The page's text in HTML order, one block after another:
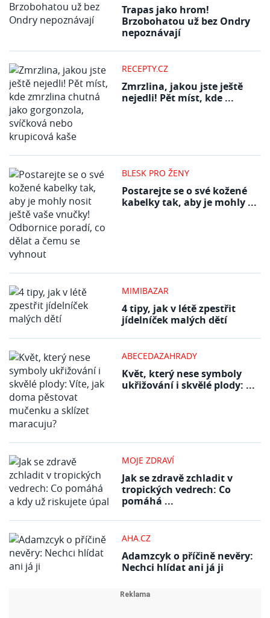
Trapas jako hrom!
Brzobohatou už bez Ondry
nepoznávají
RECEPTY.CZ
Zmrzlina, jakou jste ještě
nejedli! Pět míst, kde ...
BLESK PRO ŽENY
Postarejte se o své kožené
kabelky tak, aby je mohly ...
MIMIBAZAR
4 tipy, jak v létě zpestřit
jídelníček malých dětí
ABECEDAZAHRADY
Květ, který nese symboly
ukřižování i skvělé plody: ...
MOJE ZDRAVÍ
Jak se zdravě zchladit v
tropických vedrech: Co
pomáhá ...
AHA.CZ
Adamzcyk o příčině nevěry:
Nechci hlídat ani já ji